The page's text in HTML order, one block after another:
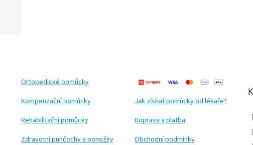
Ortopedické pomůcky
Kompenzační pomůcky
Rehabilitační pomůcky
Zdravotní punčochy a ponožky
Jak získat pomůcky od lékaře?
Doprava a platba
Obchodní podmínky